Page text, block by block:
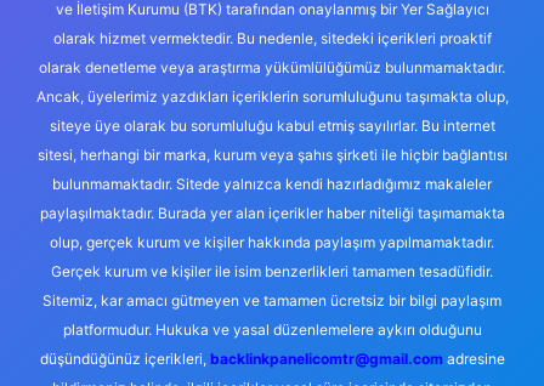
ve İletişim Kurumu (BTK) tarafından onaylanmış bir Yer Sağlayıcı
olarak hizmet vermektedir. Bu nedenle, sitedeki içerikleri proaktif
olarak denetleme veya araştırma yükümlülüğümüz bulunmamaktadır.
Ancak, üyelerimiz yazdıkları içeriklerin sorumluluğunu taşımakta olup,
siteye üye olarak bu sorumluluğu kabul etmiş sayılırlar. Bu internet
sitesi, herhangi bir marka, kurum veya şahıs şirketi ile hiçbir bağlantısı
bulunmamaktadır. Sitede yalnızca kendi hazırladığımız makaleler
paylaşılmaktadır. Burada yer alan içerikler haber niteliği taşımamakta
olup, gerçek kurum ve kişiler hakkında paylaşım yapılmamaktadır.
Gerçek kurum ve kişiler ile isim benzerlikleri tamamen tesadüfidir.
Sitemiz, kar amacı gütmeyen ve tamamen ücretsiz bir bilgi paylaşım
platformudur. Hukuka ve yasal düzenlemelere aykırı olduğunu
düşündüğünüz içerikleri, backlinkpanelicomtr@gmail.comadresine